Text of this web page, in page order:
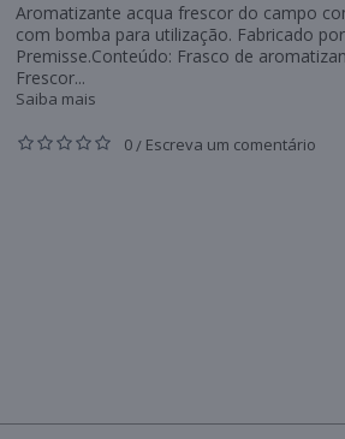
Aromatizante acqua frescor do campo
com bomba para utilização. Fabricado por
Premisse.Conteúdo: Frasco de
Frescor...
Saiba mais
0/ Escreva um comentário